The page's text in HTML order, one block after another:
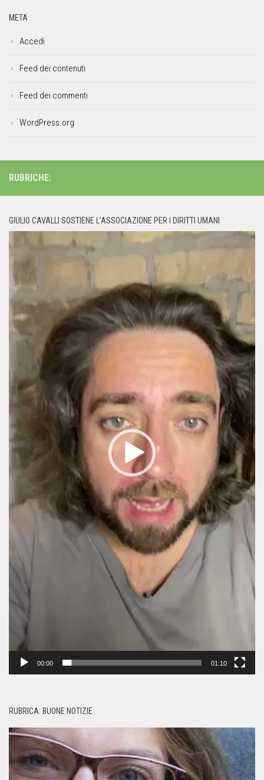
META
Accedi
Feed dei contenuti
Feed dei commenti
WordPress.org
RUBRICHE:
GIULIO CAVALLI SOSTIENE L’ASSOCIAZIONE PER I DIRITTI UMANI
Player
00:00 01:10
RUBRICA: BUONE NOTIZIE